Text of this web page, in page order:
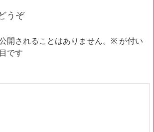
うぞ
開されることはありません。 ※ が付い
です